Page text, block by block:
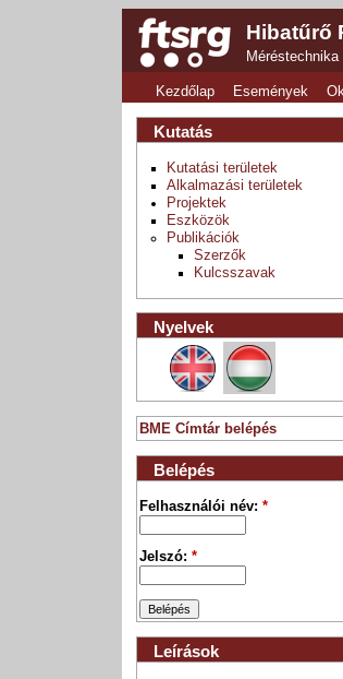
Hibatűrő
Kezdőlap Események
Kutatás
Kutatási területek
Alkalmazási területek
Projektek
Eszközök
Publikációk
Szerzők
Kulcsszavak
Nyelvek
BME Címtár belépés
Belépés
Felhasználói név:*
Jelszó:*
Leírások